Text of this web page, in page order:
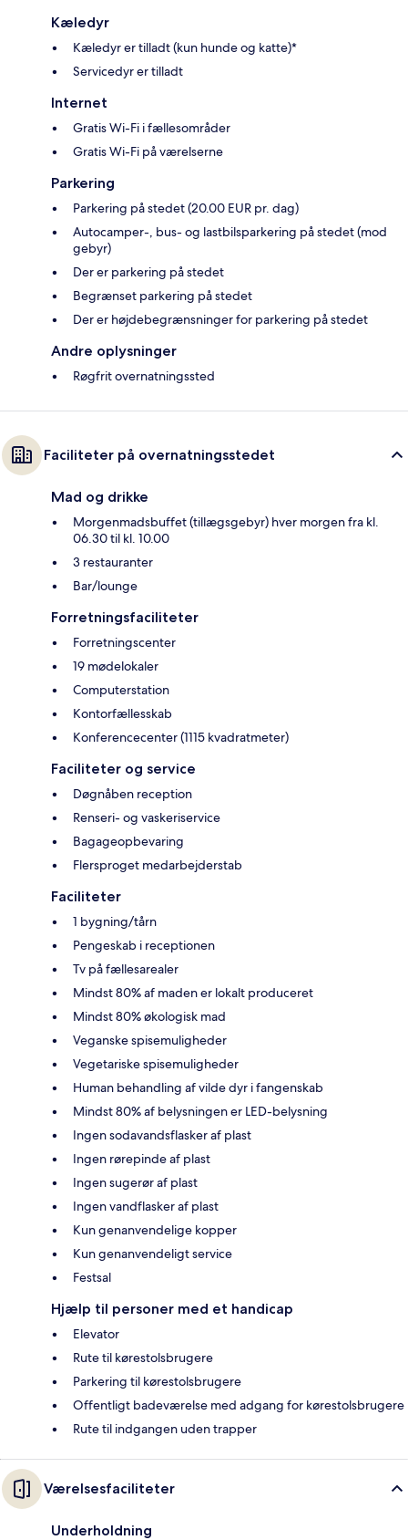
Kæledyr
Kæledyr er tilladt (kun hunde og katte)*
Servicedyr er tilladt
Internet
Gratis Wi-Fi i fællesområder
Gratis Wi-Fi på værelserne
Parkering
Parkering på stedet (20.00 EUR pr. dag)
Autocamper-, bus- og lastbilsparkering på stedet (mod
gebyr)
Der er parkering på stedet
Begrænset parkering på stedet
Der er højdebegrænsninger for parkering på stedet
Andre oplysninger
Røgfrit overnatningssted
Faciliteter på overnatningsstedet
Mad og drikke
Morgenmadsbuffet (tillægsgebyr) hver morgen fra kl.
06.30 til kl. 10.00
3 restauranter
Bar/lounge
Forretningsfaciliteter
Forretningscenter
19 mødelokaler
Computerstation
Kontorfællesskab
Konferencecenter (1115 kvadratmeter)
Faciliteter og service
Døgnåben reception
Renseri- og vaskeriservice
Bagageopbevaring
Flersproget medarbejderstab
Faciliteter
1 bygning/tårn
Pengeskab i receptionen
Tv på fællesarealer
Mindst 80% af maden er lokalt produceret
Mindst 80% økologisk mad
Veganske spisemuligheder
Vegetariske spisemuligheder
Human behandling af vilde dyr i fangenskab
Mindst 80% af belysningen er LED-belysning
Ingen sodavandsflasker af plast
Ingen rørepinde af plast
Ingen sugerør af plast
Ingen vandflasker af plast
Kun genanvendelige kopper
Kun genanvendeligt service
Festsal
Hjælp til personer med et handicap
Elevator
Rute til kørestolsbrugere
Parkering til kørestolsbrugere
Offentligt badeværelse med adgang for kørestolsbrugere
Rute til indgangen uden trapper
Værelsesfaciliteter
Underholdning